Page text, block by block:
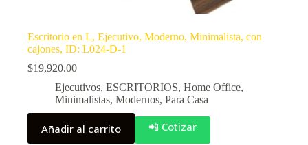
Escritorio en L, Ejecutivo, Moderno, Minimalista, con
cajones, ID: L024-D-1
$19,920.00
Ejecutivos, ESCRITORIOS, Home Office,
Minimalistas, Modernos, Para Casa
Añadir al carrito 📲 Cotizar